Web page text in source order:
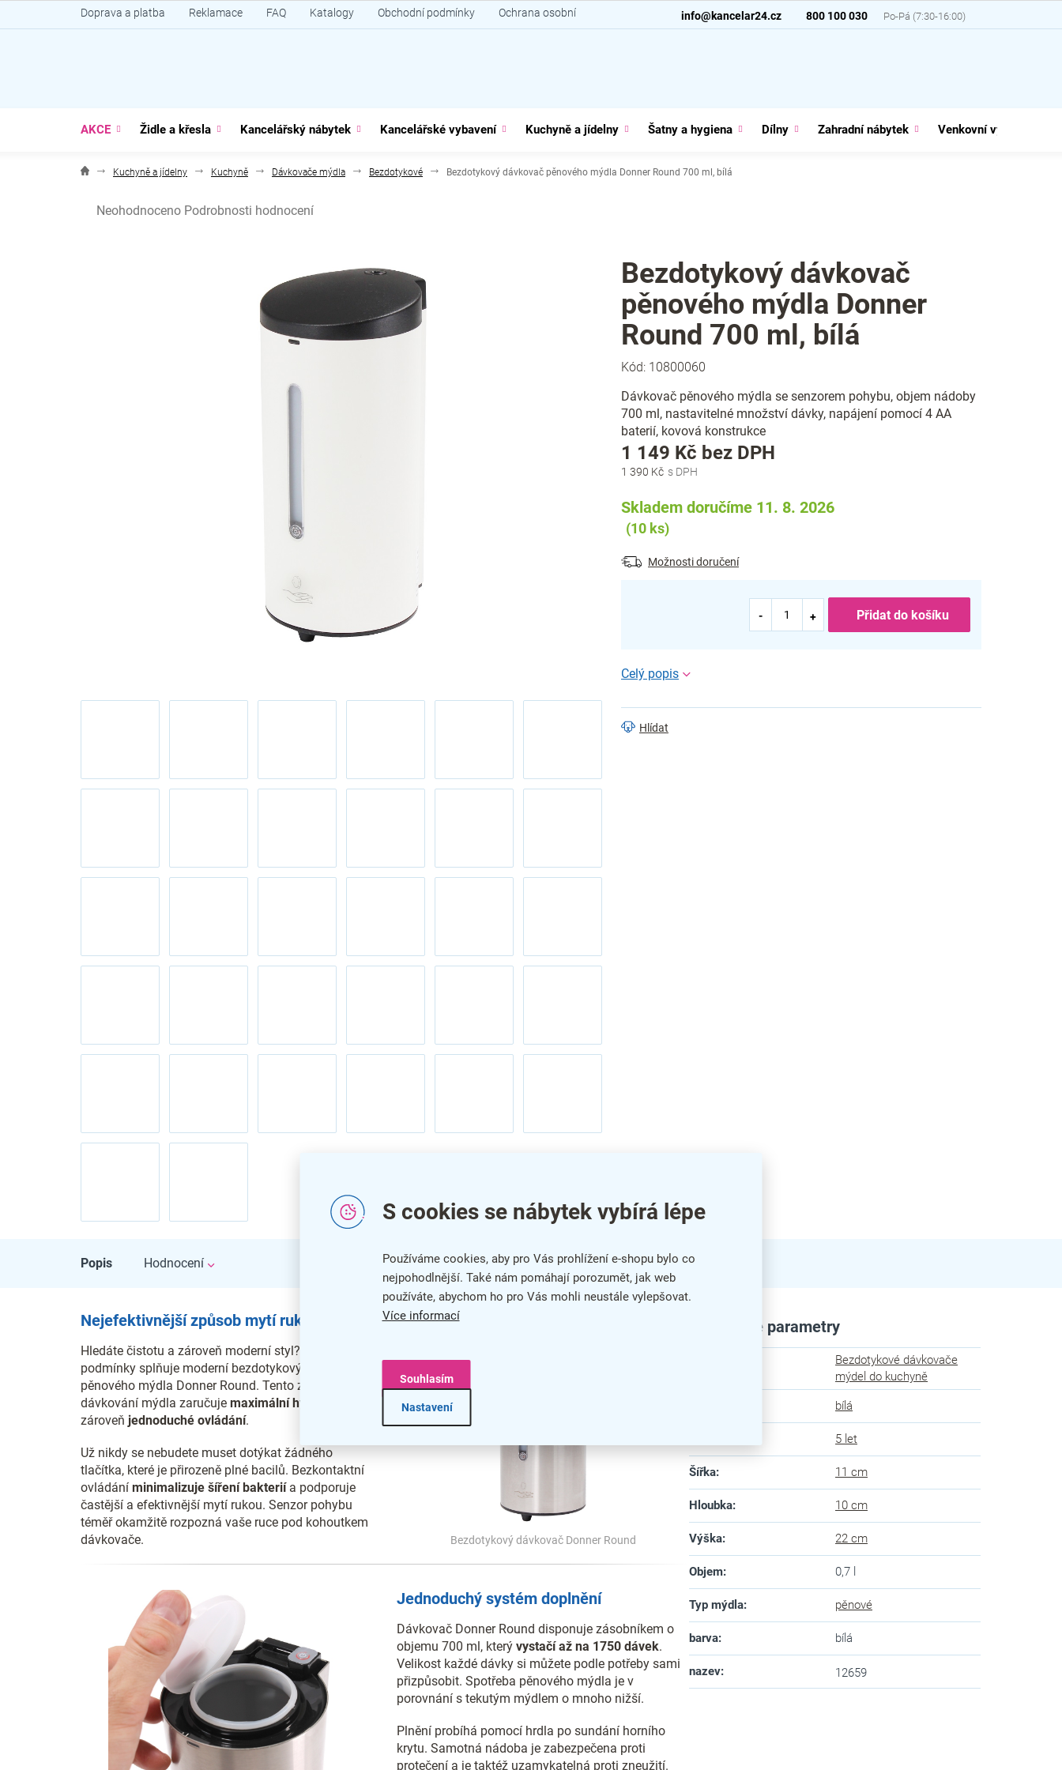
S cookies se nábytek vybírá lépe
Používáme cookies, aby pro Vás prohlížení e-shopu bylo co
nejpohodlnější. Také nám pomáhají porozumět, jak web
používáte, abychom ho pro Vás mohli neustále vylepšovat.
Více informací
Nastavení
Souhlasím
na
800 100 030
info@kancelar24.cz
Doprava a platba Reklamace FAQ Katalogy Obchodní podmínky Ochrana osobních údajů
AKCE Židle a křesla Kancelářský nábytek Kancelářské vybavení Kuchyně a jídelny Šatny a hygiena Dílny Zahradní nábytek Venkovní vybavení
Kuchyně a jídelny Kuchyně Dávkovače mýdla Bezdotykové Bezdotykový dávkovač pěnového mýdla Donner Round 700 ml, bílá
hodnocení
Neohodnoceno Podrobnosti hodnocení
Bezdotykový dávkovač
pěnového mýdla Donner
Round 700 ml, bílá
Kód: 10800060
Dávkovač pěnového mýdla se senzorem pohybu, objem nádoby
700 ml, nastavitelné množství dávky, napájení pomocí 4 AA
baterií, kovová konstrukce
1 390 Kč
1 149 Kč bez DPH
Skladem doručíme 11. 8. 2026
(10 ks)
Možnosti doručení
Přidat do košíku
Hlídat
Popis Hodnocení
Nejefektivnější způsob mytí rukou
Hledáte čistotu a zároveň moderní styl? Přesně tyto
podmínky splňuje moderní bezdotykový dávkovač
pěnového mýdla Donner Round. Tento způsob
dávkování mýdla zaručuje maximální hygienu
zároveň jednoduché ovládání.
Už nikdy se nebudete muset dotýkat žádného
tlačítka, které je přirozeně plné bacilů. Bezkontaktní
ovládání minimalizuje šíření bakteriía podporuje
častější a efektivnější mytí rukou. Senzor pohybu
téměř okamžitě rozpozná vaše ruce pod kohoutkem
dávkovače.
Bezdotykový dávkovač Donner Round
Jednoduchý systém doplnění
Dávkovač Donner Round disponuje zásobníkem o
objemu 700 ml, kterývystačí až na 1750 dávek.
Velikost každé dávky si můžete podle potřeby sami
přizpůsobit. Spotřeba pěnového mýdla je v
porovnání s tekutým mýdlem o mnoho nižší.
Plnění probíhá pomocí hrdla po sundání horního
krytu. Samotná nádoba je zabezpečena proti
protečení a je taktéž uzamykatelná proti zneužití.
Doplňkové parametry
Bezdotykové dávkovače
mýdel do kuchyně
bílá
5 let
Šířka: 11 cm
Hloubka: 10 cm
Výška: 22 cm
Objem: 0,7 l
Typ mýdla: pěnové
barva: bílá
nazev: 12659